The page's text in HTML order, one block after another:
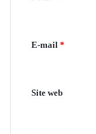
E-mail *
Site web